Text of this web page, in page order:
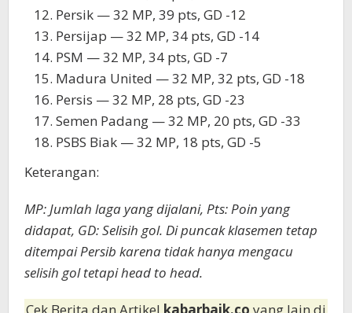
Persik — 32 MP, 39 pts, GD -12
Persijap — 32 MP, 34 pts, GD -14
PSM — 32 MP, 34 pts, GD -7
Madura United — 32 MP, 32 pts, GD -18
Persis — 32 MP, 28 pts, GD -23
Semen Padang — 32 MP, 20 pts, GD -33
PSBS Biak — 32 MP, 18 pts, GD -5
Keterangan:
MP: Jumlah laga yang dijalani, Pts: Poin yang
didapat, GD: Selisih gol. Di puncak klasemen tetap
ditempai Persib karena tidak hanya mengacu
selisih gol tetapi head to head.